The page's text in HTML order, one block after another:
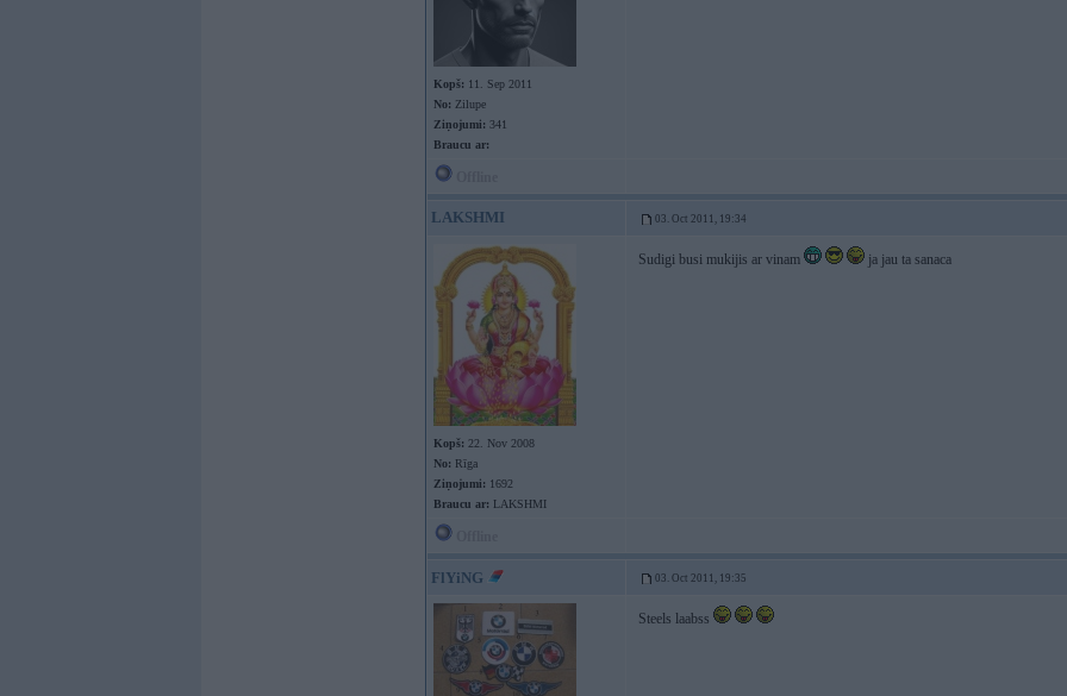
Kopš: 11. Sep 2011
No: Zilupe
Ziņojumi: 341
Braucu ar:
LAKSHMI 03. Oct 2011, 19:34
Kopš: 22. Nov 2008
No: Rīga
Ziņojumi: 1692
Braucu ar: LAKSHMI
Sudigi busi mukijis ar vinam ja jau ta sanaca
FlYiNG 03. Oct 2011, 19:35
Steels laabss